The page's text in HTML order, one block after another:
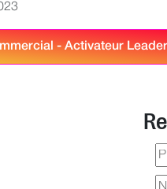
- Activateur